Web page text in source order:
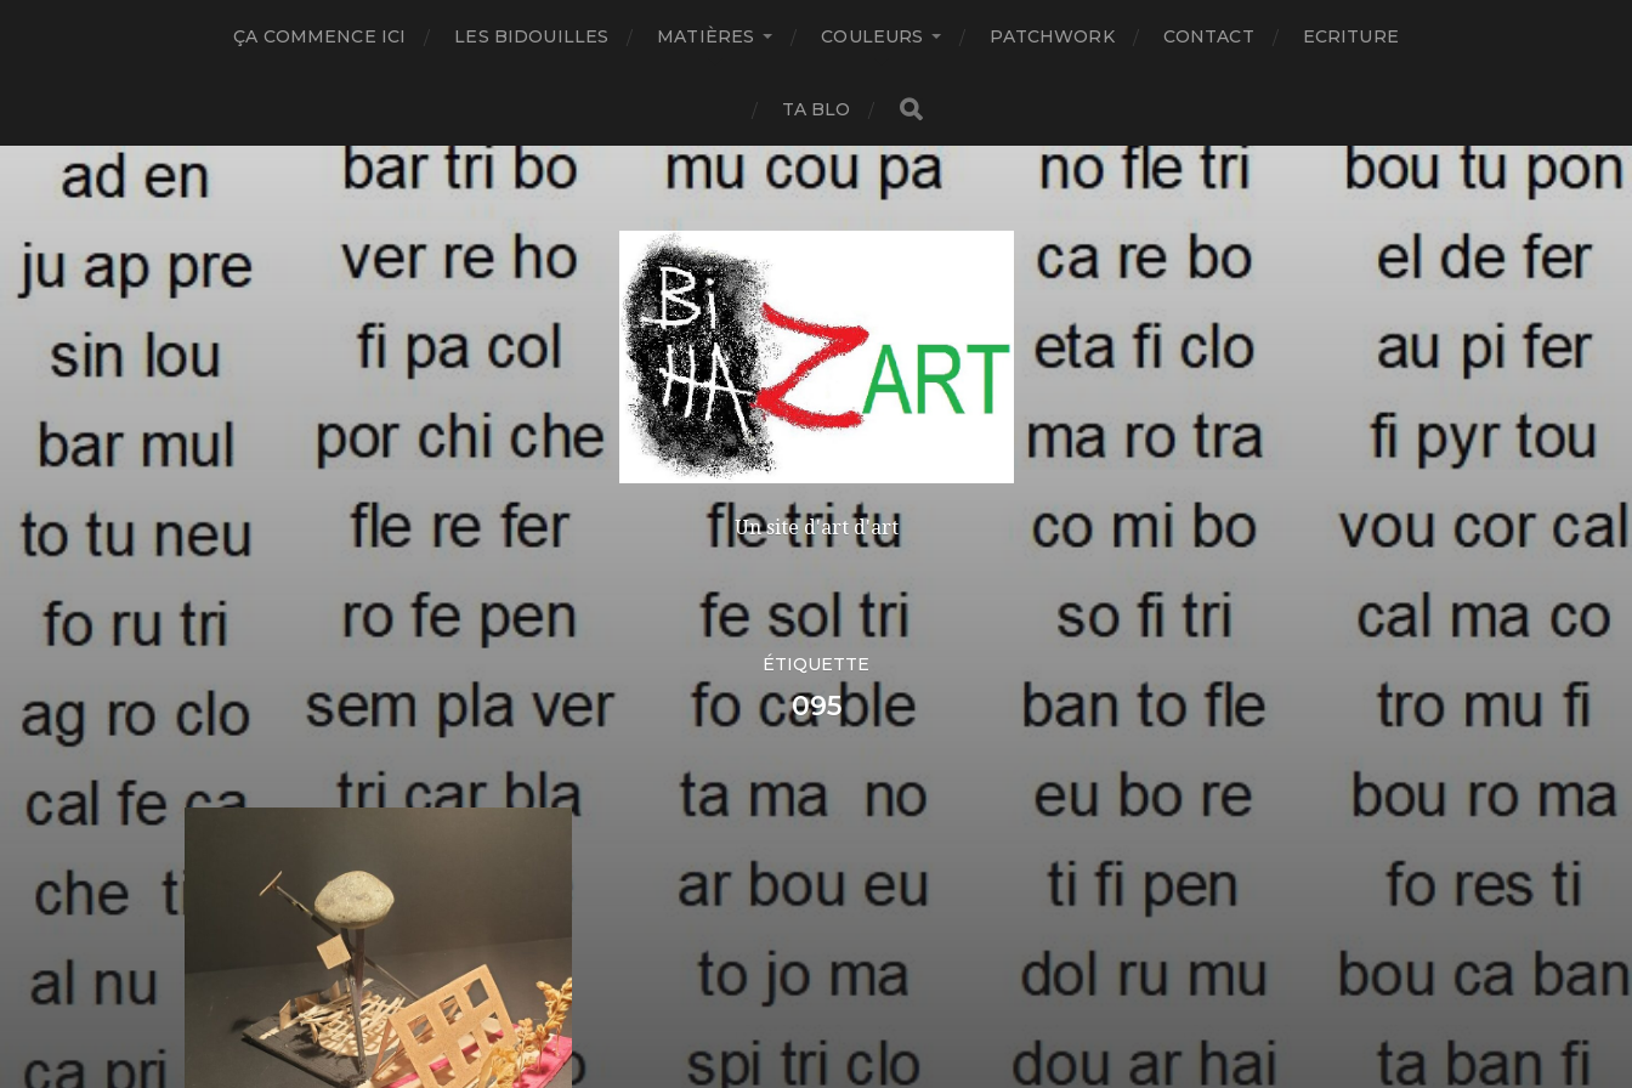
ÇA COMMENCE ICI LES BIDOUILLES MATIÈRES COULEURS PATCHWORK CONTACT ECRITURE
TA BLO
Un site d'art d'art
ÉTIQUETTE
095